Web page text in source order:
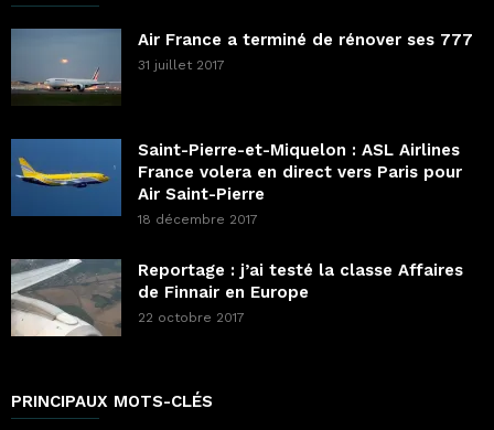
Air France a terminé de rénover ses 777
31 juillet 2017
Saint-Pierre-et-Miquelon : ASL Airlines
France volera en direct vers Paris pour
Air Saint-Pierre
18 décembre 2017
Reportage : j’ai testé la classe Affaires
de Finnair en Europe
22 octobre 2017
PRINCIPAUX MOTS-CLÉS